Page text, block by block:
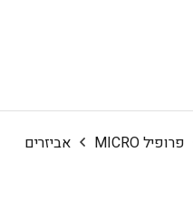
פרופיל MICRO
אביזרים